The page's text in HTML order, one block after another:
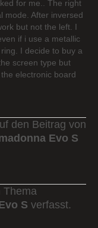
for me.. The right
mode. After inversed
but not the left. I
if i use a metallic
I decide to buy a
screen type but
electronic board
den Beitrag von
Evo S
Thema
S verfasst.